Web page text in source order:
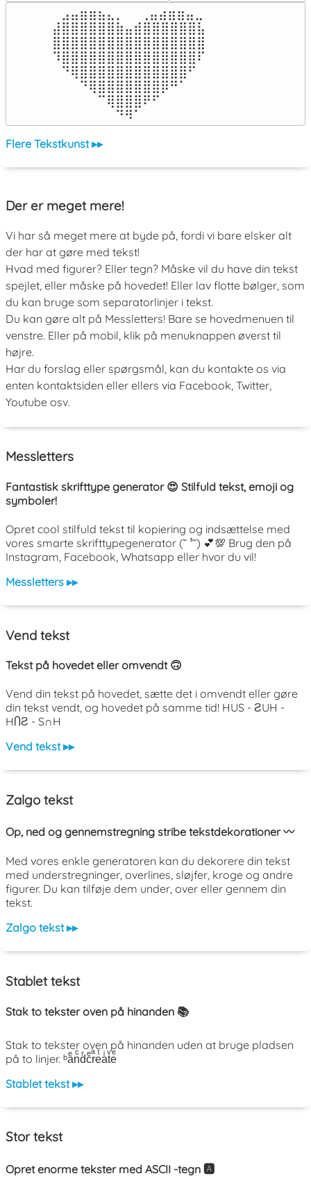
⠀⣠⣤⣶⣶⣦⣄⡀  ⠀⢀⣤⣴⣶⣶⣤⣀⠀
⣼⣿⣿⣿⣿⣿⣿⣷⣤⣾⣿⣿⣿⣿⣿⣿⣧
⣿⣿⣿⣿⣿⣿⣿⣿⣿⣿⣿⣿⣿⣿⣿⣿⣿
⠹⣿⣿⣿⣿⣿⣿⣿⣿⣿⣿⣿⣿⣿⣿⣿⠏
⠀⠙⢿⣿⣿⣿⣿⣿⣿⣿⣿⣿⣿⣿⣿⠋⠀
⠀⠀⠀⠙⢿⣿⣿⣿⣿⣿⣿⣿⡿⠛⠁⠀⠀
⠀⠀⠀⠀⠀⠉⢿⣿⣿⣿⠟⠋⠀⠀⠀⠀⠀
⠀⠀⠀⠀⠀⠀⠀⠙⠻⠁⠀⠀⠀⠀⠀⠀⠀⠀⠀⠀⠀⠀⠀
Flere Tekstkunst ▸▸
Der er meget mere!
Vi har så meget mere at byde på, fordi vi bare elsker alt
der har at gøre med tekst!
Hvad med figurer? Eller tegn? Måske vil du have din tekst
spejlet, eller måske på hovedet! Eller lav flotte bølger, som
du kan bruge som separatorlinjer i tekst.
Du kan gøre alt på Messletters! Bare se hovedmenuen til
venstre. Eller på mobil, klik på menuknappen øverst til
højre.
Har du forslag eller spørgsmål, kan du kontakte os via
enten kontaktsiden eller ellers via Facebook, Twitter,
Youtube osv.
Messletters
Fantastisk skrifttype generator 😍 Stilfuld tekst, emoji og
symboler!
Opret cool stilfuld tekst til kopiering og indsættelse med
vores smarte skrifttypegenerator (˘ ³˘) 💕💯 Brug den på
Instagram, Facebook, Whatsapp eller hvor du vil!
Messletters ▸▸
Vend tekst
Tekst på hovedet eller omvendt 🙃
Vend din tekst på hovedet, sætte det i omvendt eller gøre
din tekst vendt, og hovedet på samme tid! HUS - ƧUH -
HႶƧ - S∩H
Vend tekst ▸▸
Zalgo tekst
Op, ned og gennemstregning stribe tekstdekorationer 〰️
Med vores enkle generatoren kan du dekorere din tekst
med understregninger, overlines, sløjfer, kroge og andre
figurer. Du kan tilføje dem under, over eller gennem din
tekst.
Zalgo tekst ▸▸
Stablet tekst
Stak to tekster oven på hinanden 📚
Stak to tekster oven på hinanden uden at bruge pladsen
på to linjer. ᵇaͤnͨdͬcͤrͣeͭaͥtͮeͤ
Stablet tekst ▸▸
Stor tekst
Opret enorme tekster med ASCII -tegn 🅰️